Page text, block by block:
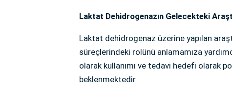
Laktat Dehidrogenazın Gelecekteki
Laktat dehidrogenaz üzerine yapılan
süreçlerindeki rolünü anlamamıza
olarak kullanımı ve tedavi hedefi olarak
beklenmektedir.